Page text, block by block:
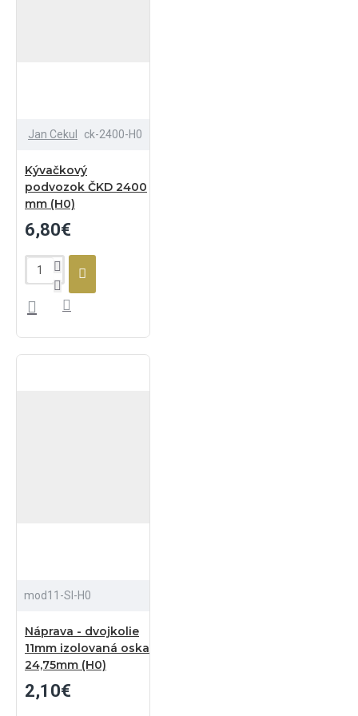
Jan Cekul ck-2400-H0
Kývačkový
podvozok ČKD 2400
mm (H0)
6,80€
mod11-SI-H0
Náprava - dvojkolie
11mm izolovaná oska
24,75mm (H0)
2,10€